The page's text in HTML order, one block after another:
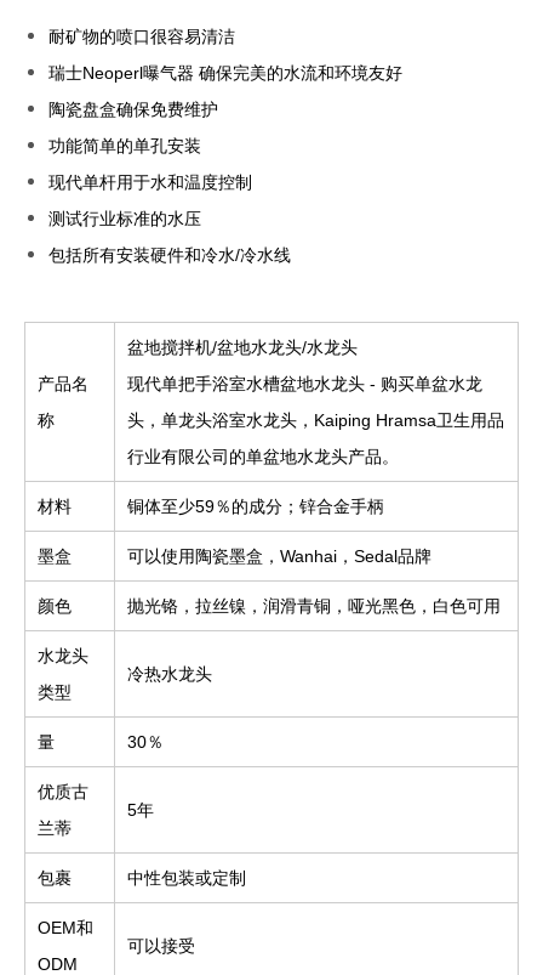
耐矿物的喷口很容易清洁
瑞士Neoperl曝气器 确保完美的水流和环境友好
陶瓷盘盒确保免费维护
功能简单的单孔安装
现代单杆用于水和温度控制
测试行业标准的水压
包括所有安装硬件和冷水/冷水线
产品名
称
盆地搅拌机/盆地水龙头/水龙头
现代单把手浴室水槽盆地水龙头 - 购买单盆水龙
头，单龙头浴室水龙头，Kaiping Hramsa卫生用品
行业有限公司的单盆地水龙头产品。
材料 铜体至少59％的成分；锌合金手柄
墨盒 可以使用陶瓷墨盒，Wanhai，Sedal品牌
颜色 抛光铬，拉丝镍，润滑青铜，哑光黑色，白色可用
水龙头
类型
冷热水龙头
量 30％
优质古
兰蒂
5年
包裹 中性包装或定制
OEM和
ODM
可以接受